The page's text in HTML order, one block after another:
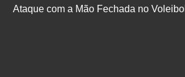
Ataque com a Mão Fechada no Voleibol